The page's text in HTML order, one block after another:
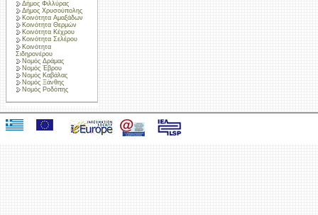
Δήμος Φιλλύρας
Δήμος Χρυσούπολης
Κοινότητα Αμαξάδων
Κοινότητα Θερμών
Κοινότητα Κέχρου
Κοινότητα Σελέρου
Κοινότητα
Σιδηρονέρου
Νομός Δράμας
Νομός Έβρου
Νομός Καβάλας
Νομός Ξάνθης
Νομός Ροδόπης